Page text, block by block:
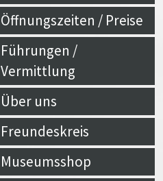
Öffnungszeiten / Preise
Führungen /
Vermittlung
Über uns
Freundeskreis
Museumsshop